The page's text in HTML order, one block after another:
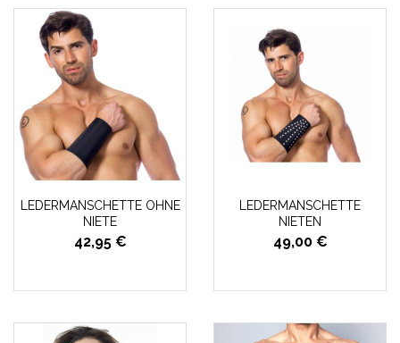
LEDERMANSCHETTE OHNE
NIETE
42,95 €
LEDERMANSCHETTE
NIETEN
49,00 €